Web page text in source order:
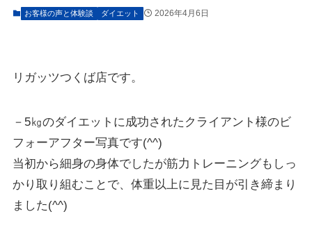
お客様の声と体験談 ダイエット 2026年4月6日
リガッツつくば店です。
－5㎏のダイエットに成功されたクライアント様のビ
フォーアフター写真です(^^)
当初から細身の身体でしたが筋力トレーニングもしっ
かり取り組むことで、体重以上に見た目が引き締まり
ました(^^)